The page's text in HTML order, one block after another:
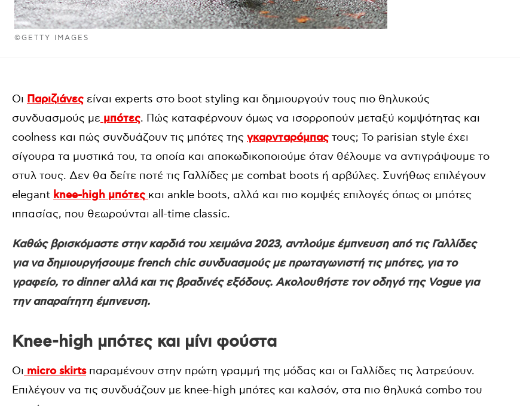
©GETTY IMAGES
Οι Παριζιάνες είναι experts στο boot styling και δημιουργούν τους πιο θηλυκούς
συνδυασμούς με μπότες. Πώς καταφέρνουν όμως να ισορροπούν μεταξύ κομψότητας και
coolness και πώς συνδυάζουν τις μπότες της γκαρνταρόμπας τους; Το parisian style έχει
σίγουρα τα μυστικά του, τα οποία και αποκωδικοποιούμε όταν θέλουμε να αντιγράψουμε το
στυλ τους. Δεν θα δείτε ποτέ τις Γαλλίδες με combat boots ή αρβύλες. Συνήθως επιλέγουν
elegant knee-high μπότες και ankle boots, αλλά και πιο κομψές επιλογές όπως οι μπότες
ιππασίας, που θεωρούνται all-time classic.
Καθώς βρισκόμαστε στην καρδιά του χειμώνα 2023, αντλούμε έμπνευση από τις Γαλλίδες
για να δημιουργήσουμε french chic συνδυασμούς με πρωταγωνιστή τις μπότες, για το
γραφείο, το dinner αλλά και τις βραδινές εξόδους. Ακολουθήστε τον οδηγό της Vogue για
την απαραίτητη έμπνευση.
Knee-high μπότες και μίνι φούστα
Οι micro skirtsπαραμένουν στην πρώτη γραμμή της μόδας και οι Γαλλίδες τις λατρεύουν.
Επιλέγουν να τις συνδυάζουν με knee-high μπότες και καλσόν, στα πιο θηλυκά combo του